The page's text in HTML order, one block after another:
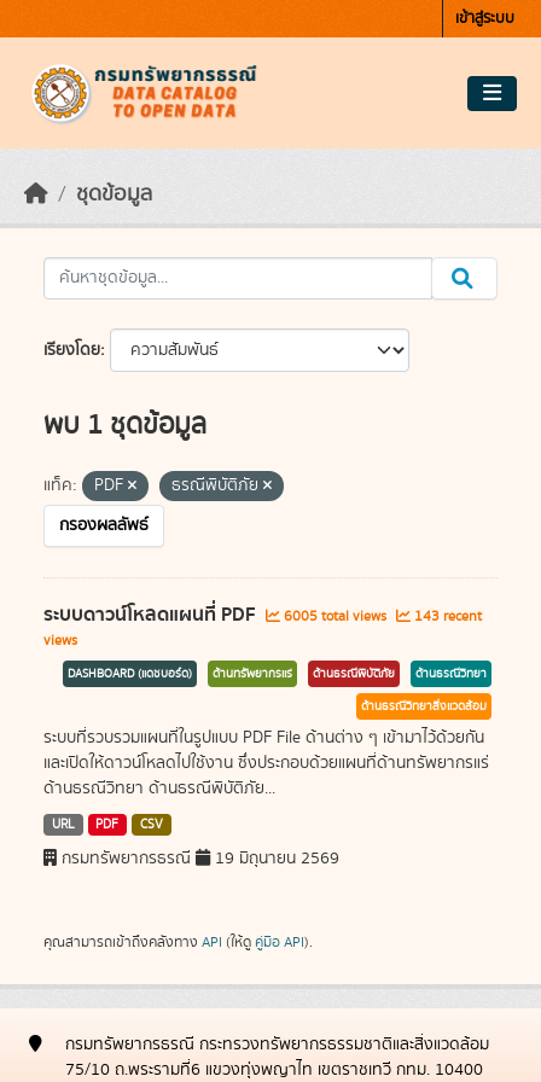
เข้าสู่ระบบ
ชุดข้อมูล
เรียงโดย
พบ 1 ชุดข้อมูล
แท็ค: PDF
ธรณีพิบัติภัย
กรองผลลัพธ์
ระบบดาวน์โหลดแผนที่ PDF 6005 total views
143 recent
views
DASHBOARD (แดชบอร์ด) ด้านทรัพยากรแร่ ด้านธรณีพิบัติภัย
ด้านธรณีวิทยา
ด้านธรณีวิทยาสิ่งแวดล้อม
ระบบที่รวบรวมแผนที่ในรูปแบบ PDF File ด้านต่าง ๆ เข้ามาไว้ด้วยกัน
และเปิดให้ดาวน์โหลดไปใช้งาน ซึ่งประกอบด้วยแผนที่ด้านทรัพยากรแร่
ด้านธรณีวิทยา ด้านธรณีพิบัติภัย...
URL PDF CSV
กรมทรัพยากรธรณี 19 มิถุนายน 2569
คุณสามารถเข้าถึงคลังทาง API (ให้ดู คู่มือ API).
กรมทรัพยากรธรณี กระทรวงทรัพยากรธรรมชาติและสิ่งแวดล้อม
75/10 ถ.พระรามที่6 แขวงทุ่งพญาไท เขตราชเทวี กทม. 10400